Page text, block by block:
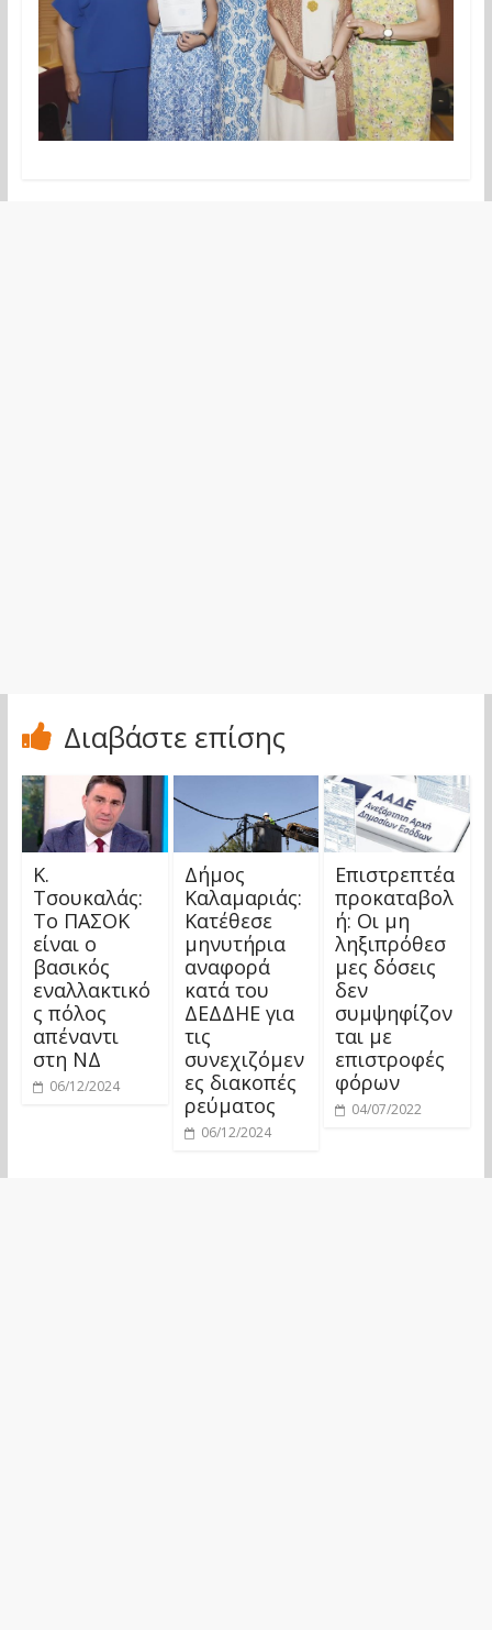
Διαβάστε επίσης
Κ.
Τσουκαλάς:
Το ΠΑΣΟΚ
είναι ο
βασικός
εναλλακτικό
ς πόλος
απέναντι
στη ΝΔ
06/12/2024
Δήμος
Καλαμαριάς:
Κατέθεσε
μηνυτήρια
αναφορά
κατά του
ΔΕΔΔΗΕ για
τις
συνεχιζόμεν
ες διακοπές
ρεύματος
06/12/2024
Επιστρεπτέα
προκαταβολ
ή: Οι μη
ληξιπρόθεσ
μες δόσεις
δεν
συμψηφίζον
ται με
επιστροφές
φόρων
04/07/2022